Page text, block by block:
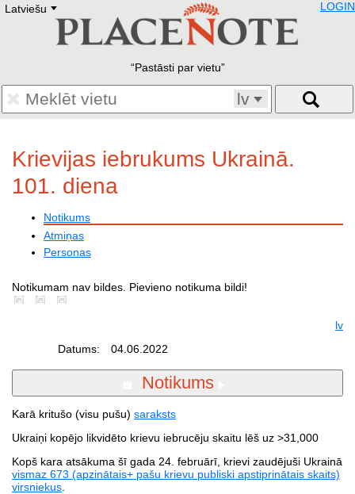
Latviešu E
Deutsch
Francais
Polski
Eestikeelne
LOGIN
Pastāsti par vietu
lv
Krievijas iebrukums Ukrainā.
101. diena
Notikums
Atmiņas
Personas
Notikumam nav bildes. Pievieno notikuma bildi!
lv
Datums:
04.06.2022
Notikums
Karā kritušo (visu pušu) saraksts
Ukraiņi kopējo likvidēto krievu iebrucēju skaitu lēš uz >31,000
Kopš kara atsākuma šī gada 24. februārī, krievi zaudējuši Ukrainā
vismaz 673 (apzinātais+ pašu krievu publiski apstiprinātais skaits)
virsniekus